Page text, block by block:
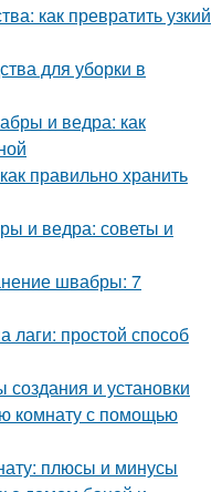
как превратить узкий
для уборки в
и ведра: как
правильно хранить
и ведра: советы и
швабры: 7
лаги: простой способ
и установки
комнату с помощью
плюсы и минусы